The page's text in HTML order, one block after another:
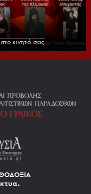
κινητό σας